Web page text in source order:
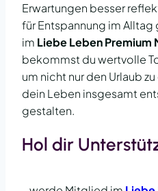
Erwartungen besser
für Entspannung im
im Liebe Leben Premium
bekommst du wertvolle
um nicht nur den Urlaub
dein Leben insgesamt
gestalten.
Hol dir